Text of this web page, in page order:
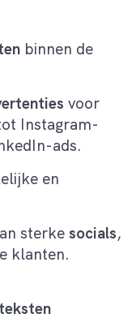
binnen de
voor
Instagram-
ads.
en
sterke socials,
klanten.